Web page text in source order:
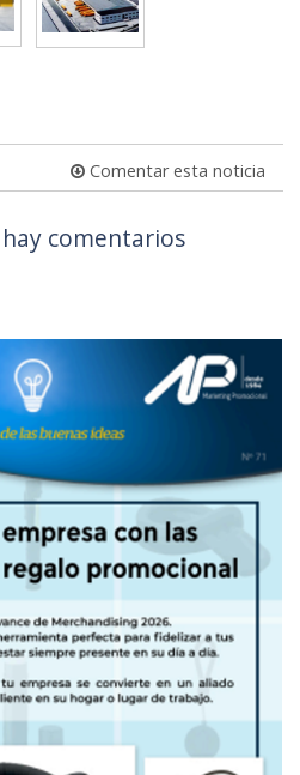
Comentar esta noticia
comentarios